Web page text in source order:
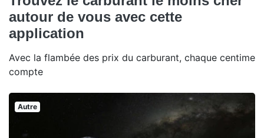
autour de vous avec cette
application
Avec la flambée des prix du carburant, chaque centime
compte
Autre